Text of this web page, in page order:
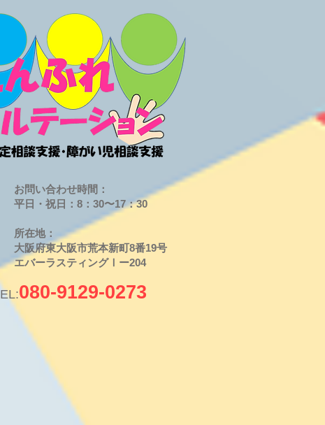
お問い合わせ時間：
平日・祝日：8：30〜17：30
​所在地：
大阪府東大阪市荒本新町8番19号
​エバーラスティングⅠー204
080-9129-0273